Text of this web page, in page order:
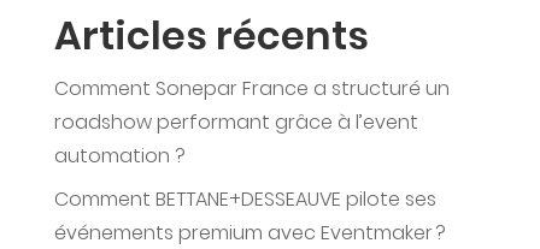
Articles récents
Comment Sonepar France a structuré un
roadshow performant grâce à l’event
automation ?
Comment BETTANE+DESSEAUVE pilote ses
événements premium avec Eventmaker ?